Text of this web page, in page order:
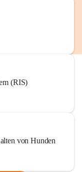
(RIS)
von Hunden